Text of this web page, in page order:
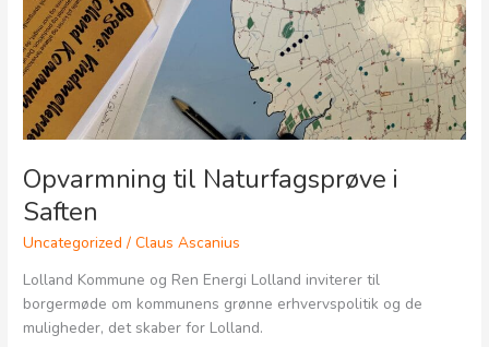
Opvarmning til Naturfagsprøve i
Saften
Uncategorized /Claus Ascanius
Lolland Kommune og Ren Energi Lolland inviterer til
borgermøde om kommunens grønne erhvervspolitik og de
muligheder, det skaber for Lolland.